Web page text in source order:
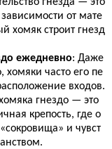
от мате
хомяк строит гнезд
ежедневно: Даже
хомяки часто его пе
входов.
гнездо — это
крепость, где о
и чувст